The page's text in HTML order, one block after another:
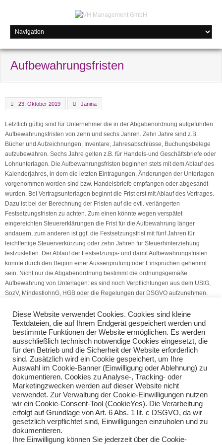
Aufbewahrungsfristen
23. Oktober 2019 Janina
Letztlich gültig sind für Unternehmer die in der Abgabenordnung aufgeführten
Aufbewahrungsfristen von zehn und sechs Jahren. Zehn Jahre sind z.B.
Bücher und Aufzeichnungen, Inventare, Jahresabschlüsse, Buchungsbelege
aufzubewahren. Sechs Jahre gelten z.B. für Handels-und Geschäftsbriefe oder
Lohnunterlagen. Die Aufbewahrungsfristen beginnen stets mit dem Ablauf des
Kalenderjahres, in dem die letzten Eintragungen, Änderungen der Unterlagen
vorgenommen worden sind bzw. Handelsbriefe empfangen oder abgesandt
wurden. Bei Vertragsunterlagen beginnt die Frist erst mit Ablauf des Vertrages.
Dazu ist bei der Berechnung der Fristen auf die evtl. verlängerten
Festsetzungsfristen zu achten. Zum einen könnte wegen verspätet
eingereichten Steuererklärungen die Frist für die Aufbewahrung länger
andauern, zum anderen ist ggf. die Festsetzungsfrist mit fünf Jahren für
leichtfertige Steuerverkürzung oder zehn Jahren für Steuerhinterziehung
festzustellen. Der Ablauf der Festsetzungs- und damit Aufbewahrungsfristen
könnte durch den Beginn einer Aussenprüfung oder Einsprüchen gehemmt
sein. Nicht nur die Abgabenordnung bestimmt die ordnungsgemäße
Aufbewahrung von Unterlagen: es sind noch Verpflichtungen aus dem UStG,
SozV, MindestlohnG, HGB oder die Regelungen der DSGVO aufzunehmen.
(Quelle: V.S.H. Dienstleistungs GmbH)
Frühstück oder Aufmerksamkeiten?
Unfallversicherung: Spazierengehen in der Pause
Teilen Sie diese Nachricht mit Ihren Freunden oder Kollegen
Diese Website verwendet Cookies. Cookies sind kleine
Textdateien, die auf Ihrem Endgerät gespeichert werden und
bestimmte Funktionen der Website ermöglichen. Es werden
ausschließlich technisch notwendige Cookies eingesetzt, die
für den Betrieb und die Sicherheit der Website erforderlich
sind. Zusätzlich wird ein Cookie gespeichert, um Ihre
Auswahl im Cookie-Banner (Einwilligung oder Ablehnung) zu
dokumentieren. Cookies zu Analyse-, Tracking- oder
Marketingzwecken werden auf dieser Website nicht
verwendet. Zur Verwaltung der Cookie-Einwilligungen nutzen
wir ein Cookie-Consent-Tool (CookieYes). Die Verarbeitung
erfolgt auf Grundlage von Art. 6 Abs. 1 lit. c DSGVO, da wir
gesetzlich verpflichtet sind, Einwilligungen einzuholen und zu
dokumentieren.
Ihre Einwilligung können Sie jederzeit über die Cookie-